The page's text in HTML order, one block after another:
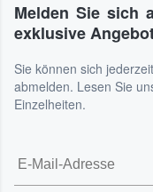
Melden Sie sich
exklusive
Sie können sich
abmelden. Lesen Sie
Einzelheiten.